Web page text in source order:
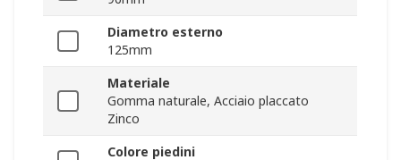
Diametro esterno
125mm
Materiale
Gomma naturale, Acciaio placcato
Zinco
Colore piedini